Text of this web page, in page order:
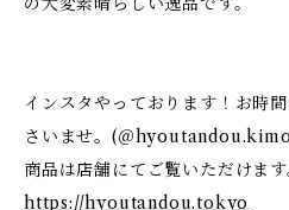
インスタやっております！お時
さいませ。(＠
商品は店舗にてご覧いただけます
https://hyoutandou.tokyo